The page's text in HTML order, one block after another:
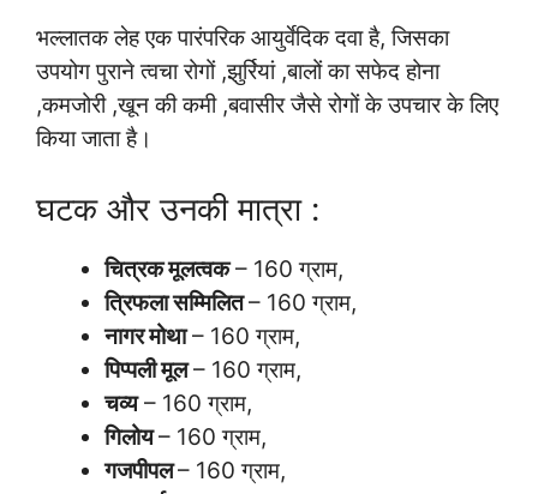
भल्लातक लेह एक पारंपरिक आयुर्वेदिक दवा है, जिसका
उपयोग पुराने त्वचा रोगों ,झुर्रियां ,बालों का सफेद होना
,कमजोरी ,खून की कमी ,बवासीर जैसे रोगों के उपचार के लिए
किया जाता है।
घटक और उनकी मात्रा :
चित्रक मूलत्वक– 160 ग्राम,
त्रिफला सम्मिलित– 160 ग्राम,
नागर मोथा– 160 ग्राम,
पिप्पली मूल– 160 ग्राम,
चव्य– 160 ग्राम,
गिलोय– 160 ग्राम,
गजपीपल– 160 ग्राम,